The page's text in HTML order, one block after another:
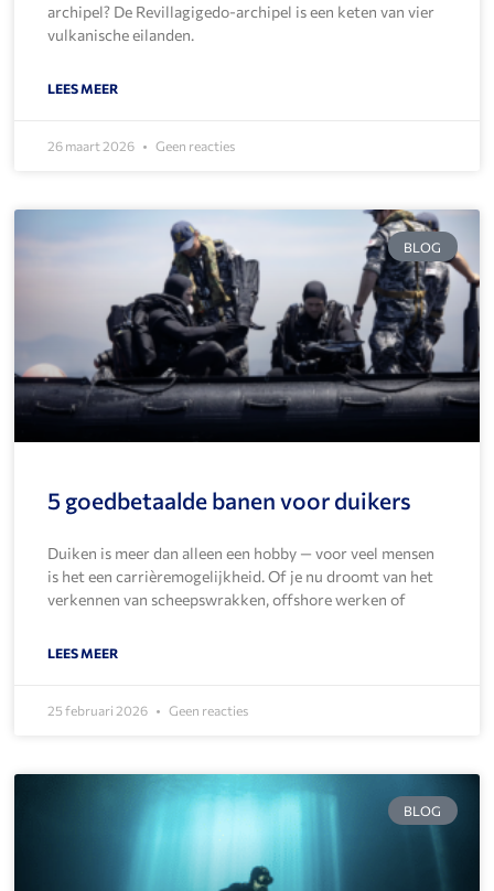
archipel? De Revillagigedo-archipel is een keten van vier
vulkanische eilanden.
LEES MEER
26 maart 2026 Geen reacties
BLOG
5 goedbetaalde banen voor duikers
Duiken is meer dan alleen een hobby — voor veel mensen
is het een carrièremogelijkheid. Of je nu droomt van het
verkennen van scheepswrakken, offshore werken of
LEES MEER
25 februari 2026 Geen reacties
BLOG